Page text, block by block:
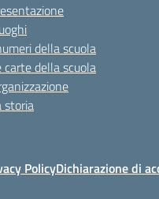
della scuola
carte della scuola
storia
PolicyDichiarazione di